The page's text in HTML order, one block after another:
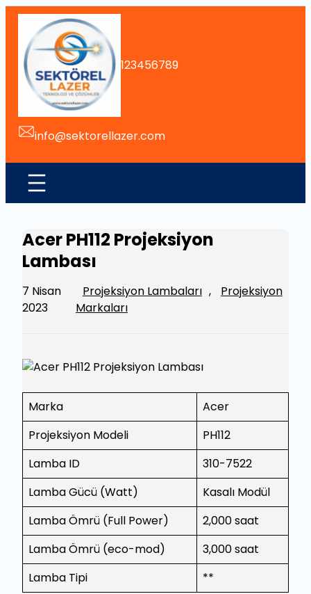
İçeriğe
123456789
info@sektorellazer.com
Acer PH112 Projeksiyon
Lambası
7 Nisan
2023
Projeksiyon Lambaları ,
Projeksiyon
Markaları
Marka
Acer
Projeksiyon Modeli
PH112
Lamba ID
310-7522
Lamba Gücü (Watt)
Kasalı Modül
Lamba Ömrü (Full Power)
2,000 saat
Lamba Ömrü (eco-mod)
3,000 saat
Lamba Tipi
**